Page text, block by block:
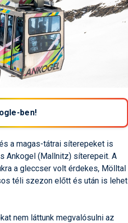
ben!
a magas-tátrai síterepeket is
Ankogel (Mallnitz) síterepeit. A
a gleccser volt érdekes, Mölltal
téli szezon előtt és után is lehet
nem láttunk megvalósulni az